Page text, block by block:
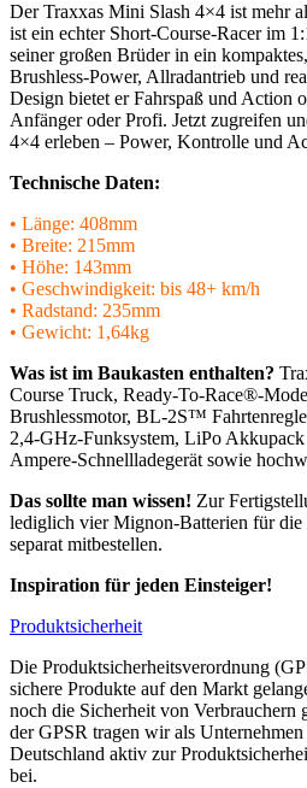
Der Traxxas Mini Slash 4×4 ist mehr
ist ein echter Short-Course-Racer im
seiner großen Brüder in ein
Brushless-Power, Allradantrieb und
Design bietet er Fahrspaß und Action
Anfänger oder Profi. Jetzt zugreifen
4×4 erleben – Power, Kontrolle und
Technische Daten:
• Länge: 408mm
• Breite: 215mm
• Höhe: 143mm
• Geschwindigkeit: bis 48+ km/h
• Radstand: 235mm
• Gewicht: 1,64kg
Was ist im Baukasten enthalten?
Course Truck, Ready-To-Race®-
Brushlessmotor, BL-2S™
2,4-GHz-Funksystem, LiPo
Ampere-Schnellladegerät sowie
Das sollte man wissen! Zur
lediglich vier Mignon-Batterien für die
separat mitbestellen.
Inspiration für jeden Einsteiger!
Produktsicherheit
Die Produktsicherheitsverordnung
sichere Produkte auf den Markt
noch die Sicherheit von
der GPSR tragen wir als
Deutschland aktiv zur
bei.